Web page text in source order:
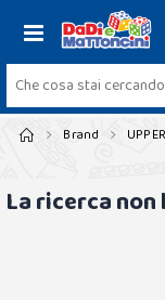
Brand
La ricerca